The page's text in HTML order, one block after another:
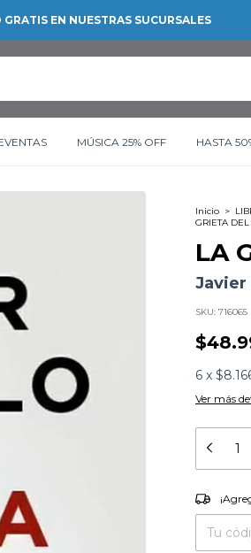
GRATIS EN NUESTRAS SUCURSALES
MÚSICA 25% OFF HASTA
Inicio >
GRIETA
LA
Javier
SKU: 716065
6 x
Ver más